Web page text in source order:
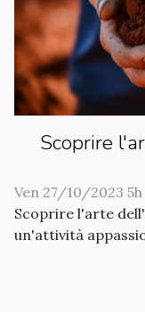
Scoprire
Ven 27/10/2023 5h
Scoprire l'arte
un'attività